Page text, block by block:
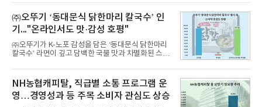
수력원자력, 한국석
떼는 6년 만에 선보이는 8세대 완전변경 모델로, ▲정
교한 선과 면을 중심으로 완성한 파격적인 디자인 ▲
과거 중형 세단 수준으로 확대된 차체 제원 ▲글로벌
최고 수준의 안전성 ▲성능과 효율을 동시에 높인 주
행 완성도 ▲첨단 편의 및 디지털 사양 적용 등을 통해
글로벌 준중형 세단의 새로운 기준을 세웠다.아반떼
는 가솔린 2.0과 1.6 하이브리드 두 가지 파워트레인
넘
㈜오뚜기 ‘동대문식 닭한마리 칼국수’ 인
기..."온라인서도 맛·감성 호평"
㈜오뚜기가 K-노포 감성을 담은 ‘동대문식 닭한마리
칼국수’ 라면이 깊고 담백한 국물 맛과 차별화된 스토
혔다.‘동대문식 닭한마리 칼국수’는 예상을 뛰어넘는
소비자 호응에 힘입어 지난 7월 13일 첫 선을 보인 지
단 18일 만에 누적 판매량 50만 개를 돌파하는 성과를
거두었다.이번 신제품은 개발진이 전국의 닭한마리
NH농협캐피탈, 직급별 소통 프로그램 운
영…경영성과 등 주목 소비자 관심도 상승